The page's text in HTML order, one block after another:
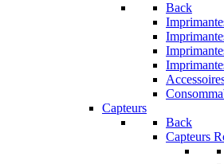
Back
Capteurs
Back
Capteurs